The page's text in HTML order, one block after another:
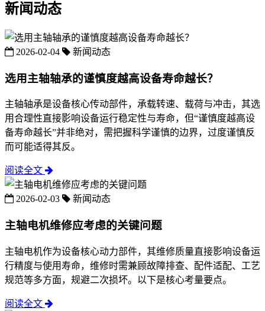
新闻动态
2026-02-04 新闻动态
选用主轴轴承的谨慎度越高设备寿命越长？
主轴轴承是设备核心传动部件，承载转速、载荷与冲击，其选
用合理性直接影响设备运行稳定性与寿命，但“谨慎度越高设
备寿命越长”并非绝对，需把握科学谨慎的边界，过度谨慎反
而可能适得其反。
阅读全文
2026-02-03 新闻动态
主轴电机维修应考虑的关键问题
主轴电机作为设备核心动力部件，其维修质量直接影响设备运
行精度与使用寿命，维修时需兼顾故障排查、配件适配、工艺
规范等多方面，规避二次损坏。以下是核心考量要点。
阅读全文